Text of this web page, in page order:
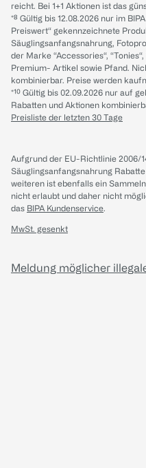
reicht. Bei 1+1 Aktionen ist das
*⁸ Gültig bis 12.08.2026 nur im
Preiswert“ gekennzeichnete
Säuglingsanfangsnahrung,
der Marke “Accessories“,
Premium- Artikel sowie Pfand.
kombinierbar. Preise werden
*¹⁰ Gültig bis 02.09.2026 nur auf
Rabatten und Aktionen
Preisliste der letzten 30 Tage
Aufgrund der EU-Richtlinie 2006/
Säuglingsanfangsnahrung
weiteren ist ebenfalls ein
nicht erlaubt und daher nicht
das BIPA Kundenservice.
MwSt. gesenkt
Meldung möglicher